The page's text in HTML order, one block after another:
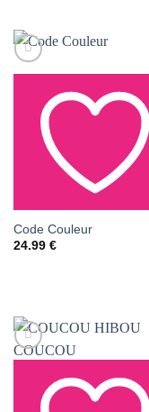
AJOUTER À LA LISTE
DE SOUHAITS
Code Couleur
24.99 €